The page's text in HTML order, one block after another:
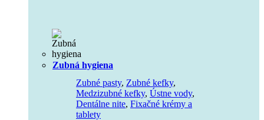
Zubná hygiena
Zubné pasty, Zubné kefky,
Medzizubné kefky, Ústne vody,
Dentálne nite, Fixačné krémy a
tablety